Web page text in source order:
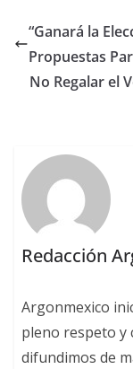
“Ganará la
Propuestas
No Regalar el
Redacción
Argonmexico
pleno respeto y
difundimos de